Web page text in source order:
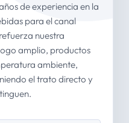
de experiencia en la
para el canal
nuestra
amplio, productos
ambiente,
el trato directo y